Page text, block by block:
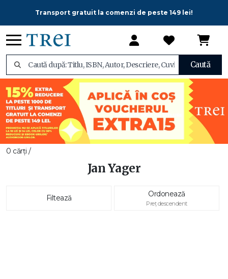
Transport gratuit la comenzi de peste 149 lei!
Caută
0 cărți /
Jan Yager
Filtează Ordonează
Preț descendent